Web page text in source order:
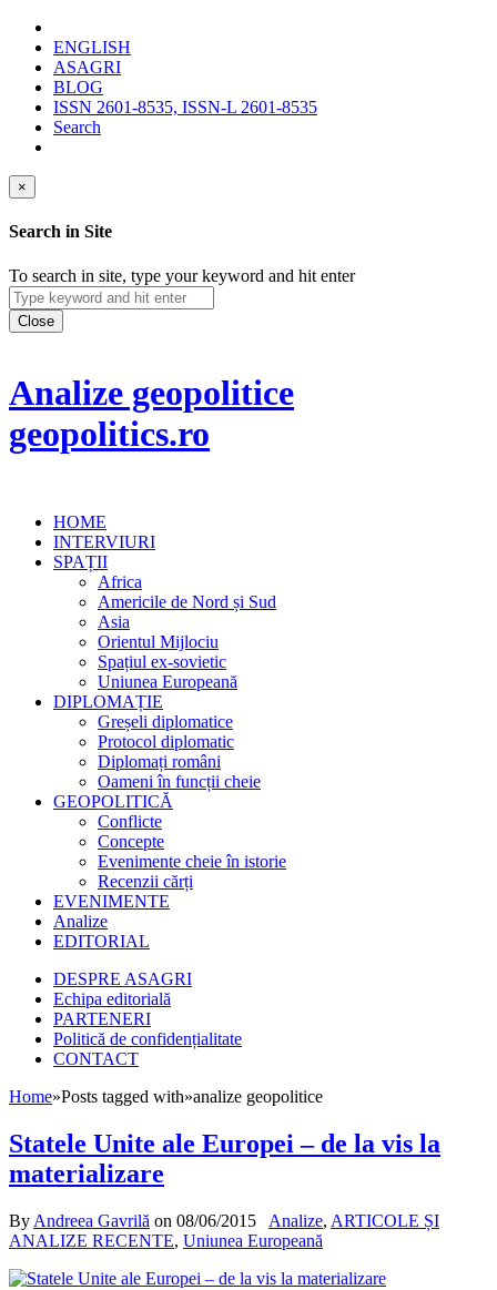
ENGLISH
ASAGRI
BLOG
ISSN 2601-8535, ISSN-L 2601-8535
Search
×
Search in Site
To search in site, type your keyword and hit enter
Close
Analize geopolitice
geopolitics.ro
HOME
INTERVIURI
SPAȚII
Africa
Americile de Nord și Sud
Asia
Orientul Mijlociu
Spațiul ex-sovietic
Uniunea Europeană
DIPLOMAȚIE
Greșeli diplomatice
Protocol diplomatic
Diplomați români
Oameni în funcții cheie
GEOPOLITICĂ
Conflicte
Concepte
Evenimente cheie în istorie
Recenzii cărți
EVENIMENTE
Analize
EDITORIAL
DESPRE ASAGRI
Echipa editorială
PARTENERI
Politică de confidențialitate
CONTACT
Home»Posts tagged with»analize geopolitice
Statele Unite ale Europei – de la vis la
materializare
By Andreea Gavrilă on 08/06/2015 Analize, ARTICOLE ȘI
ANALIZE RECENTE, Uniunea Europeană